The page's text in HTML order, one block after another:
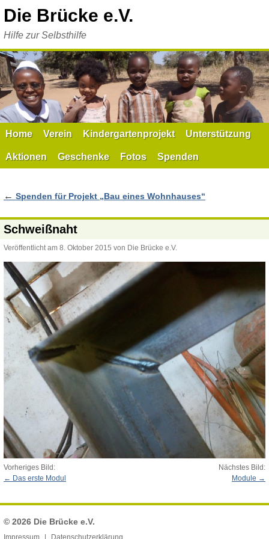
Inhalt
Die Brücke e.V.
Hilfe zur Selbsthilfe
Home Verein Kindergartenprojekt Unterstützung
Aktionen Geschenke Fotos Spenden
← Spenden für Projekt „Bau eines Wohnhauses“
Schweißnaht
Veröffentlicht am 8. Oktober 2015 von Die Brücke e.V.
Vorheriges Bild:
Das erste Modul
Nächstes Bild:
Module
© 2026 Die Brücke e.V.
Impressum Datenschutzerklärung